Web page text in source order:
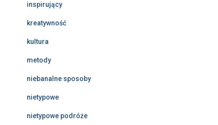
inspirujący
kreatywność
kultura
metody
niebanalne sposoby
nietypowe
nietypowe podróże